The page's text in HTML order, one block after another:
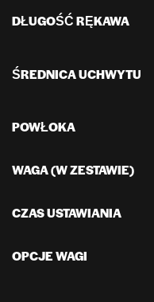
DŁUGOŚĆ RĘKAWA
ŚREDNICA UCHWYTU
POWŁOKA
WAGA (W ZESTAWIE)
CZAS USTAWIANIA
OPCJE WAGI